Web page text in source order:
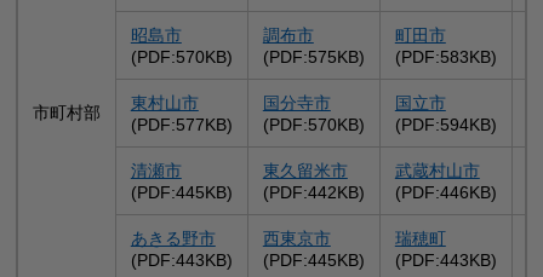
市町村部
昭島市
(PDF:570KB)
調布市
(PDF:575KB)
町田市
(PDF:583KB)
東村山市
(PDF:577KB)
国分寺市
(PDF:570KB)
国立市
(PDF:594KB)
清瀬市
(PDF:445KB)
東久留米市
(PDF:442KB)
武蔵村山市
(PDF:446KB)
あきる野市
(PDF:443KB)
西東京市
(PDF:445KB)
瑞穂町
(PDF:443KB)